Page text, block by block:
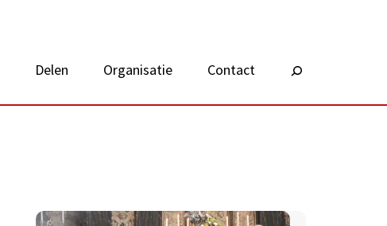
Delen Organisatie Contact Zoeken